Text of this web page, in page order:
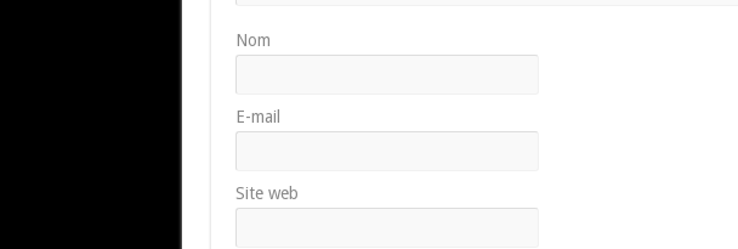
Nom
E-mail
Site web